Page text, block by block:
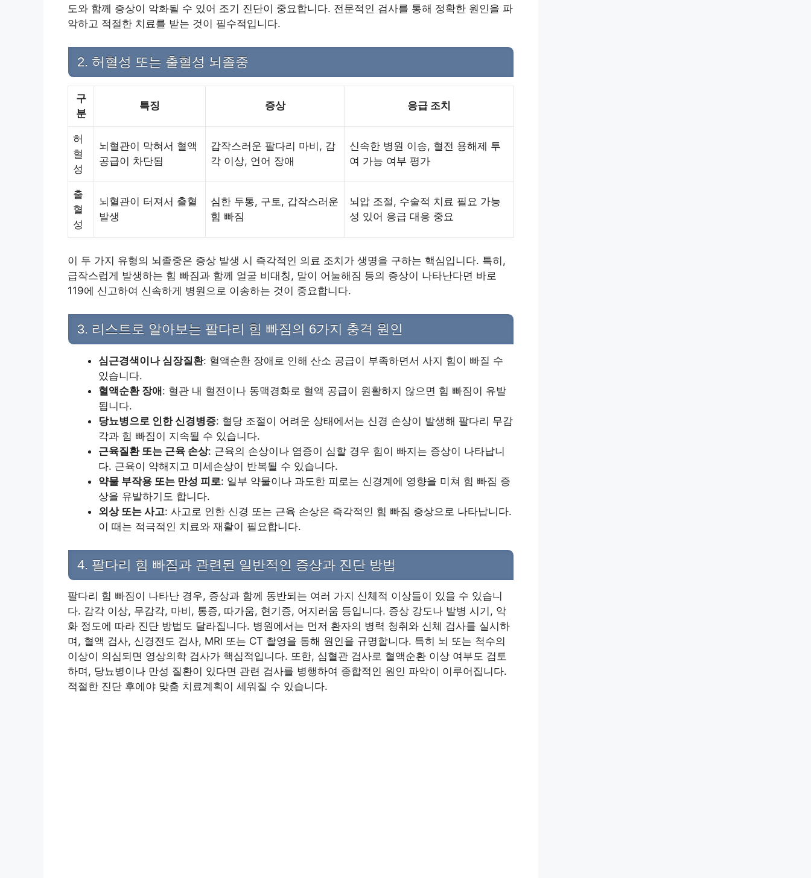
도와 함께 증상이 악화될 수 있어 조기 진단이 중요합니다. 전문적인 검사를 통해 정확한 원인을 파
악하고 적절한 치료를 받는 것이 필수적입니다.
2. 허혈성 또는 출혈성 뇌졸중
구
분
특징 증상 응급 조치
허
혈
성
뇌혈관이 막혀서 혈액
공급이 차단됨
갑작스러운 팔다리 마비, 감
각 이상, 언어 장애
신속한 병원 이송, 혈전 용해제 투
여 가능 여부 평가
출
혈
성
뇌혈관이 터져서 출혈
발생
심한 두통, 구토, 갑작스러운
힘 빠짐
뇌압 조절, 수술적 치료 필요 가능
성 있어 응급 대응 중요
이 두 가지 유형의 뇌졸중은 증상 발생 시 즉각적인 의료 조치가 생명을 구하는 핵심입니다. 특히,
급작스럽게 발생하는 힘 빠짐과 함께 얼굴 비대칭, 말이 어눌해짐 등의 증상이 나타난다면 바로
119에 신고하여 신속하게 병원으로 이송하는 것이 중요합니다.
3. 리스트로 알아보는 팔다리 힘 빠짐의 6가지 충격 원인
심근경색이나 심장질환: 혈액순환 장애로 인해 산소 공급이 부족하면서 사지 힘이 빠질 수
있습니다.
혈액순환 장애: 혈관 내 혈전이나 동맥경화로 혈액 공급이 원활하지 않으면 힘 빠짐이 유발
됩니다.
당뇨병으로 인한 신경병증: 혈당 조절이 어려운 상태에서는 신경 손상이 발생해 팔다리 무감
각과 힘 빠짐이 지속될 수 있습니다.
근육질환 또는 근육 손상: 근육의 손상이나 염증이 심할 경우 힘이 빠지는 증상이 나타납니
다. 근육이 약해지고 미세손상이 반복될 수 있습니다.
약물 부작용 또는 만성 피로: 일부 약물이나 과도한 피로는 신경계에 영향을 미쳐 힘 빠짐 증
상을 유발하기도 합니다.
외상 또는 사고: 사고로 인한 신경 또는 근육 손상은 즉각적인 힘 빠짐 증상으로 나타납니다.
이 때는 적극적인 치료와 재활이 필요합니다.
4. 팔다리 힘 빠짐과 관련된 일반적인 증상과 진단 방법
팔다리 힘 빠짐이 나타난 경우, 증상과 함께 동반되는 여러 가지 신체적 이상들이 있을 수 있습니
다. 감각 이상, 무감각, 마비, 통증, 따가움, 현기증, 어지러움 등입니다. 증상 강도나 발병 시기, 악
화 정도에 따라 진단 방법도 달라집니다. 병원에서는 먼저 환자의 병력 청취와 신체 검사를 실시하
며, 혈액 검사, 신경전도 검사, MRI 또는 CT 촬영을 통해 원인을 규명합니다. 특히 뇌 또는 척수의
이상이 의심되면 영상의학 검사가 핵심적입니다. 또한, 심혈관 검사로 혈액순환 이상 여부도 검토
하며, 당뇨병이나 만성 질환이 있다면 관련 검사를 병행하여 종합적인 원인 파악이 이루어집니다.
적절한 진단 후에야 맞춤 치료계획이 세워질 수 있습니다.